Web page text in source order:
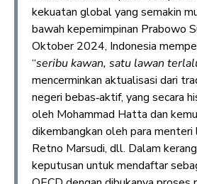
kekuatan global yang semakin
bawah kepemimpinan Prabowo
Oktober 2024, Indonesia
“seribu kawan, satu lawan
mencerminkan aktualisasi dari
negeri bebas‑aktif, yang secara
oleh Mohammad Hatta dan
dikembangkan oleh para
Retno Marsudi, dll. Dalam
keputusan untuk mendaftar